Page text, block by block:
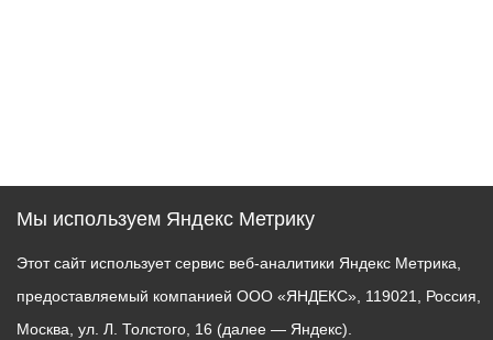
Мы используем Яндекс Метрику
Этот сайт использует сервис веб-аналитики Яндекс Метрика,
предоставляемый компанией ООО «ЯНДЕКС», 119021, Россия,
Москва, ул. Л. Толстого, 16 (далее — Яндекс).